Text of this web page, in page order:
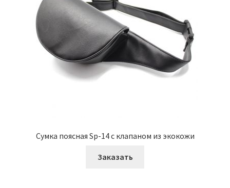
Сумка поясная Sp-14 с клапаном из экокожи
Заказать